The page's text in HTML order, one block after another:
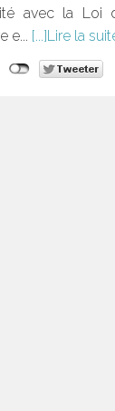
avec la
e...
Lire la